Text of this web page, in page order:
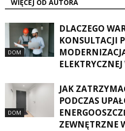
WIĘCEJ OD AUTORA
DOM
DLACZEGO
KONSULTACJI
DOM
JAK
PODCZAS
ZEWNĘTRZNE